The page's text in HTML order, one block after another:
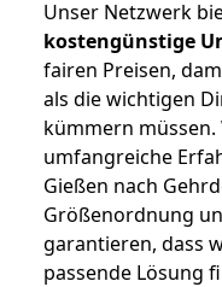
Unser Netzwerk
kostengünstige
fairen Preisen,
als die wichtigen
kümmern
umfangreiche
Gießen nach
Größenordnung
garantieren, dass
passende Lösung